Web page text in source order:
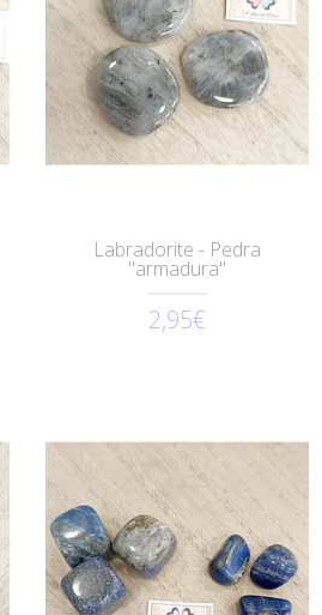
Labradorite - Pedra
"armadura"
2,95€